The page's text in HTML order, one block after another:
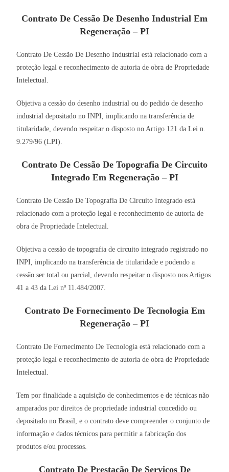
Contrato De Cessão De Desenho Industrial Em
Regeneração – PI
Contrato De Cessão De Desenho Industrial está relacionado com a
proteção legal e reconhecimento de autoria de obra de Propriedade
Intelectual.
Objetiva a cessão do desenho industrial ou do pedido de desenho
industrial depositado no INPI, implicando na transferência de
titularidade, devendo respeitar o disposto no Artigo 121 da Lei n.
9.279/96 (LPI).
Contrato De Cessão De Topografia De Circuito
Integrado Em Regeneração – PI
Contrato De Cessão De Topografia De Circuito Integrado está
relacionado com a proteção legal e reconhecimento de autoria de
obra de Propriedade Intelectual.
Objetiva a cessão de topografia de circuito integrado registrado no
INPI, implicando na transferência de titularidade e podendo a
cessão ser total ou parcial, devendo respeitar o disposto nos Artigos
41 a 43 da Lei nº 11.484/2007.
Contrato De Fornecimento De Tecnologia Em
Regeneração – PI
Contrato De Fornecimento De Tecnologia está relacionado com a
proteção legal e reconhecimento de autoria de obra de Propriedade
Intelectual.
Tem por finalidade a aquisição de conhecimentos e de técnicas não
amparados por direitos de propriedade industrial concedido ou
depositado no Brasil, e o contrato deve compreender o conjunto de
informação e dados técnicos para permitir a fabricação dos
produtos e/ou processos.
Contrato De Prestação De Serviços De